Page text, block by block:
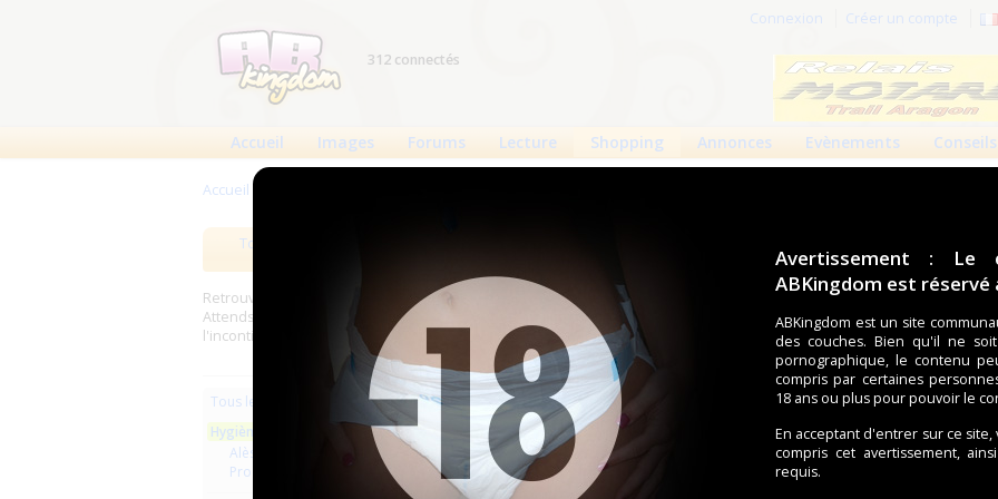
Avertissement : Le
ABKingdom est réservé
ABKingdom est un site
des couches. Bien qu'il ne
pornographique, le contenu
compris par certaines
18 ans ou plus pour pouvoir le
En acceptant d'entrer sur ce
compris cet avertissement,
requis.
Connexion Créer un compte
312 connectés
Accueil Images Forums Lecture Shopping Annonces Evènements Conseils
Accueil
Tous les produits
Retrouverez sur cette page les meilleures couches (Tena, Abena, Molicare, Comficare, Confiance, Depend,
Attends, Bambino...) et les meilleurs produits aussi bien pour les fétichistes des couches que pour
l'incontinence.
Tous les produits
Hygiène usage unique
Alèses
Produits de soin
Les plus récents Trier par nom
Pages : 1 2 Suivant